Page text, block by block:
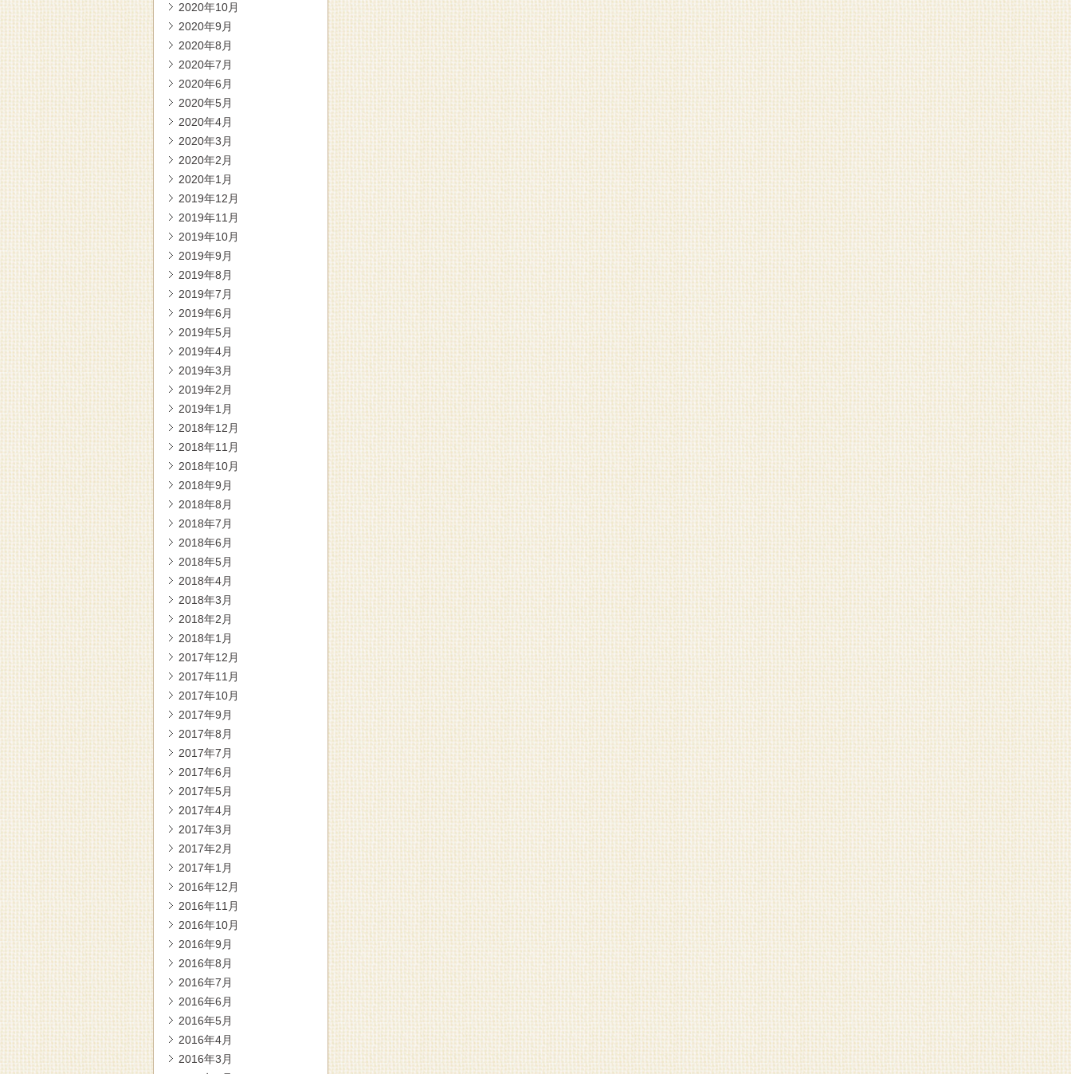
2020年10月
2020年9月
2020年8月
2020年7月
2020年6月
2020年5月
2020年4月
2020年3月
2020年2月
2020年1月
2019年12月
2019年11月
2019年10月
2019年9月
2019年8月
2019年7月
2019年6月
2019年5月
2019年4月
2019年3月
2019年2月
2019年1月
2018年12月
2018年11月
2018年10月
2018年9月
2018年8月
2018年7月
2018年6月
2018年5月
2018年4月
2018年3月
2018年2月
2018年1月
2017年12月
2017年11月
2017年10月
2017年9月
2017年8月
2017年7月
2017年6月
2017年5月
2017年4月
2017年3月
2017年2月
2017年1月
2016年12月
2016年11月
2016年10月
2016年9月
2016年8月
2016年7月
2016年6月
2016年5月
2016年4月
2016年3月